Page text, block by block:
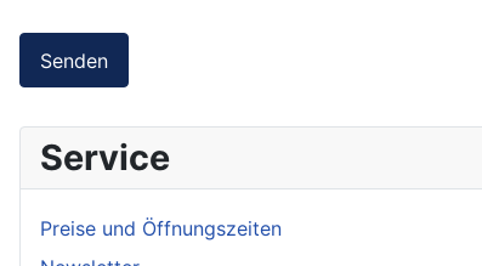
Senden
Service
Preise und Öffnungszeiten